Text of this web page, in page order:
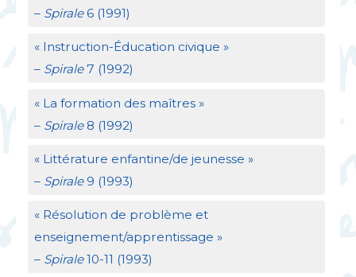
– Spirale6 (1991)
« Instruction-Éducation civique »
– Spirale7 (1992)
« La formation des maîtres »
– Spirale8 (1992)
« Littérature enfantine/de jeunesse »
– Spirale9 (1993)
« Résolution de problème et
enseignement/apprentissage »
– Spirale10-11 (1993)